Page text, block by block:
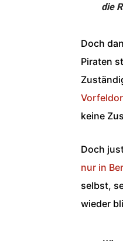
die
Doch
Piraten
keine
Doch
nur in
selbst,
wieder